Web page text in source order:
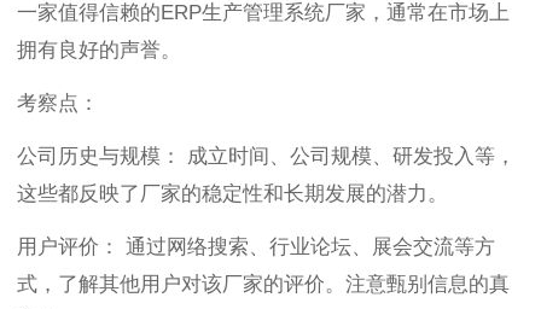
一家值得信赖的ERP生产管理系统厂家，通常在市场上
拥有良好的声誉。
考察点：
公司历史与规模： 成立时间、公司规模、研发投入等，
这些都反映了厂家的稳定性和长期发展的潜力。
用户评价： 通过网络搜索、行业论坛、展会交流等方
式，了解其他用户对该厂家的评价。注意甄别信息的真